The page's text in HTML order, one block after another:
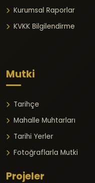
Kurumsal Raporlar
KVKK Bilgilendirme
Mutki
Tarihçe
Mahalle Muhtarları
Tarihi Yerler
Fotoğraflarla Mutki
Projeler